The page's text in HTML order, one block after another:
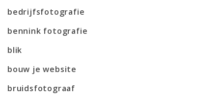
bedrijfsfotografie
bennink fotografie
blik
bouw je website
bruidsfotograaf